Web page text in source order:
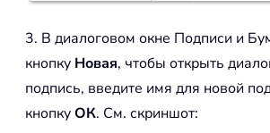
3. В диалоговом окне Подписи и
кнопку Новая, чтобы открыть
подпись, введите имя для новой
кнопкуОК. См. скриншот: